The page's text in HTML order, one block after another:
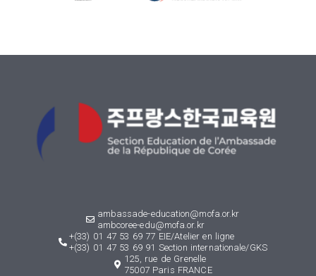
ambassade-education@mofa.or.kr
ambcoree-edu@mofa.or.kr
+(33) 01 47 53 69 77 EIE/Atelier en ligne
+(33) 01 47 53 69 91 Section internationale/GKS
125, rue de Grenelle
75007 Paris FRANCE